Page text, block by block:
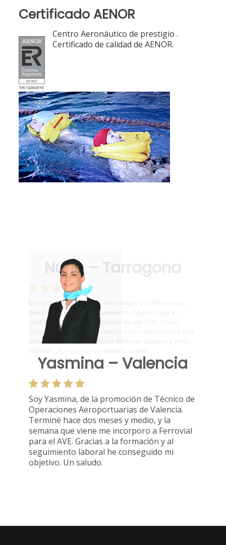
Certificado AENOR
Centro Aeronáutico de prestigio .
Certificado de calidad de AENOR.
Yasmina – Valencia
Soy Yasmina, de la promoción de Técnico de
Operaciones Aeroportuarias de Valencia.
Terminé hace dos meses y medio, y la
semana que viene me incorporo a Ferrovial
para el AVE. Gracias a la formación y al
seguimiento laboral he conseguido mi
objetivo. Un saludo.